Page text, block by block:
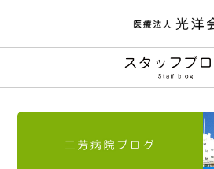
ココロの健康
三芳病院
トップ 外来受
訪問
南房総ファミリアク
診療
介護サービス